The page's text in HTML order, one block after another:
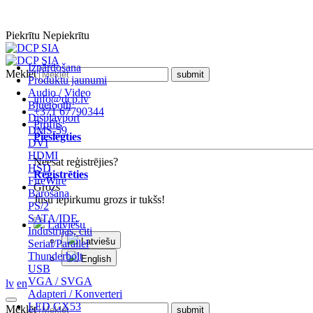
Piekrītu Nepiekrītu
Izpārdošana
Produktu jaunumi
Audio / Video
Bluetooth
Displayport
DMS-59
DVI
HDMI
HSD
FireWire
Barošana
PS/2
SATA/IDE
Industrijas, citi
Serial/Parallel
Thunderbolt
USB
VGA / SVGA
Adapteri / Konverteri
LED GX53
Meklēt
info@dcp.lv
+371 67790344
Profils
Pieslēgties
Neesat reģistrējies?
Reģistrēties
Grozs
Jūsu iepirkumu grozs ir tukšs!
Latviešu
Latviešu
English
lv en
Meklēt